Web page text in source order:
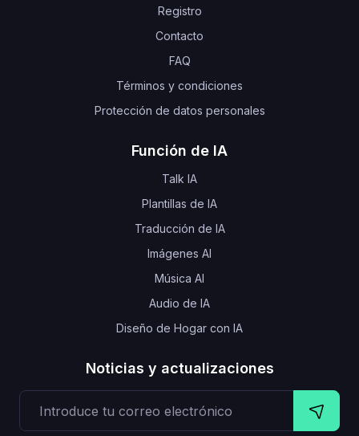
Registro
Contacto
FAQ
Términos y condiciones
Protección de datos personales
Función de IA
Talk IA
Plantillas de IA
Traducción de IA
Imágenes AI
Música AI
Audio de IA
Diseño de Hogar con IA
Noticias y actualizaciones